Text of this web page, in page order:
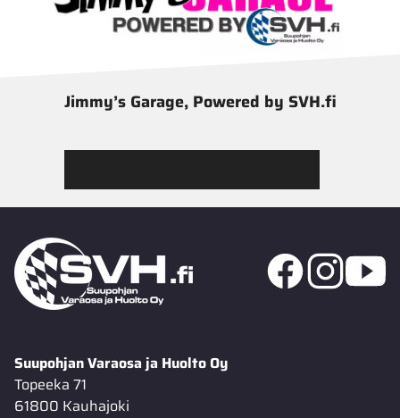
Jimmy’s Garage, Powered by SVH.fi
Suupohjan Varaosa ja Huolto Oy
Topeeka 71
61800 Kauhajoki